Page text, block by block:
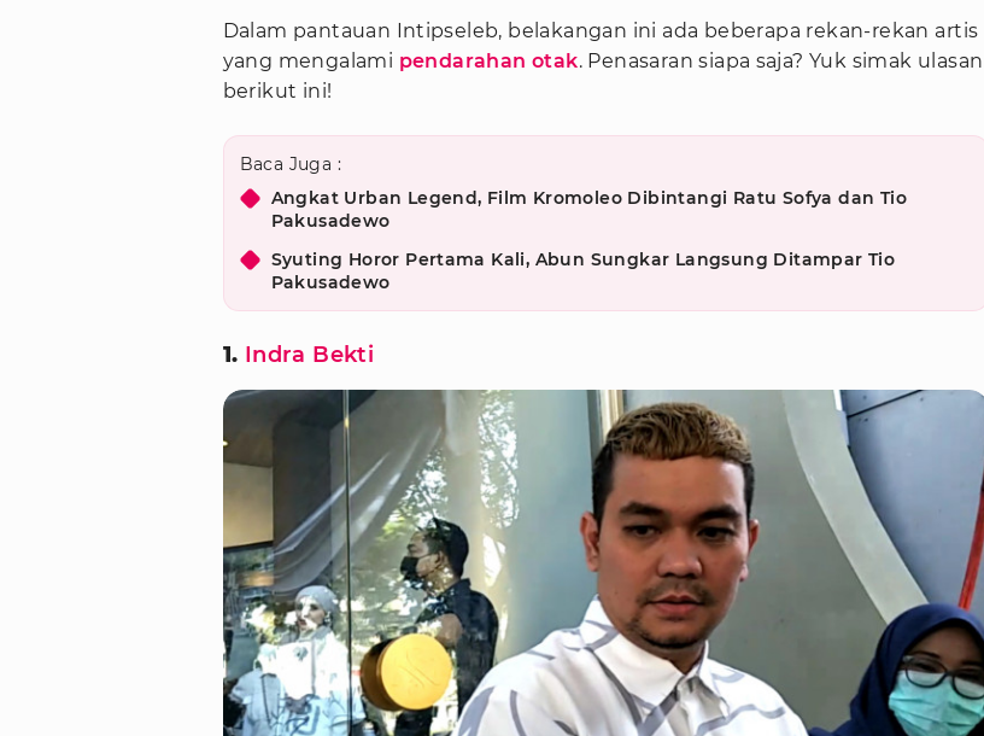
Dalam pantauan Intipseleb, belakangan ini ada beberapa rekan-rekan artis
yang mengalami pendarahan otak. Penasaran siapa saja? Yuk simak ulasan
berikut ini!
Baca Juga :
Angkat Urban Legend, Film Kromoleo Dibintangi Ratu Sofya dan Tio
Pakusadewo
Syuting Horor Pertama Kali, Abun Sungkar Langsung Ditampar Tio
Pakusadewo
1. Indra Bekti